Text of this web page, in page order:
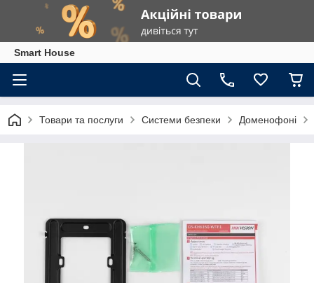
Smart House
Товари та послуги Системи безпеки Доменофоні